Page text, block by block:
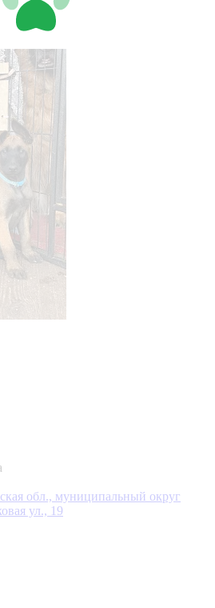
обл., муниципальный округ
ул., 19